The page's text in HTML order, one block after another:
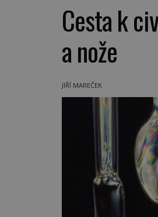
Cesta k
a nože
JIŘÍ MAREČEK